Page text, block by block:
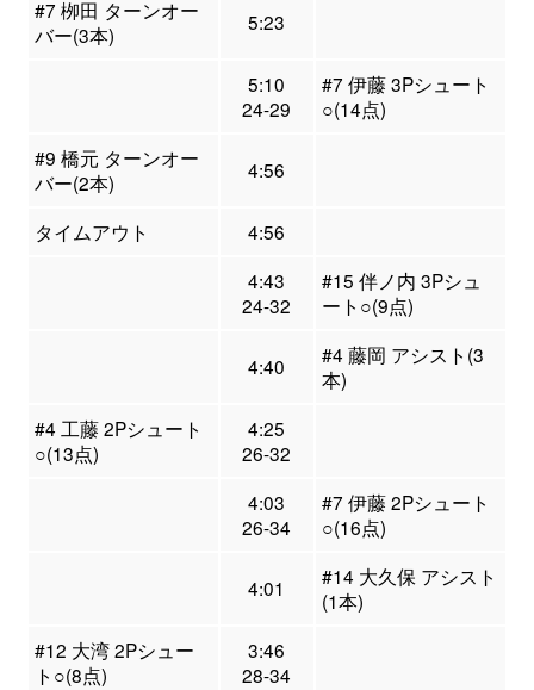
#7 栁田 ターンオー
バー(3本)
5:23
5:10
24-29
#7 伊藤 3Pシュート
○(14点)
#9 橋元 ターンオー
バー(2本)
4:56
タイムアウト
4:56
4:43
24-32
#15 伴ノ内 3Pシュ
ート○(9点)
4:40
#4 藤岡 アシスト(3
本)
#4 工藤 2Pシュート
○(13点)
4:25
26-32
4:03
26-34
#7 伊藤 2Pシュート
○(16点)
4:01
#14 大久保 アシスト
(1本)
#12 大湾 2Pシュー
ト○(8点)
3:46
28-34